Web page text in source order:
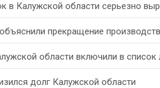
в Калужской области серьезно
прекращение
области включили в список
долг Калужской области